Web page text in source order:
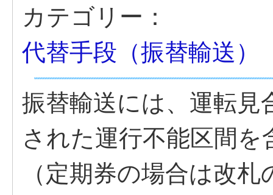
カテゴリー：
代替手段（振替輸送）
振替輸送には、運転見
された運行不能区間
（定期券の場合は改